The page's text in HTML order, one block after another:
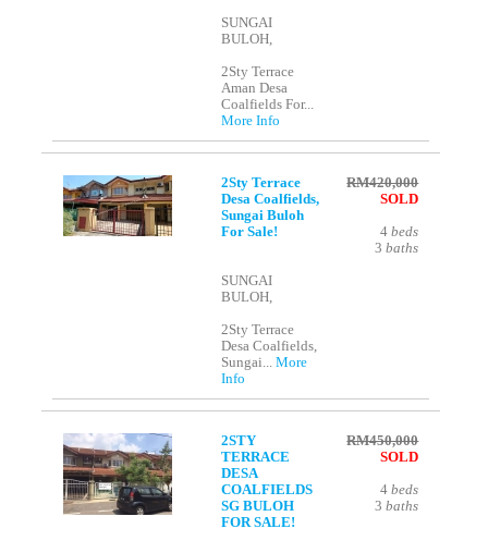
SUNGAI
BULOH,
2Sty Terrace
Aman Desa
Coalfields For...
More Info
2Sty Terrace
Desa Coalfields,
Sungai Buloh
For Sale!
SUNGAI
BULOH,
2Sty Terrace
Desa Coalfields,
Sungai...More
Info
RM420,000
SOLD
4 beds
3 baths
2STY
TERRACE
DESA
COALFIELDS
SG BULOH
FOR SALE!
RM450,000
SOLD
4 beds
3 baths